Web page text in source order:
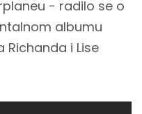
- radilo se o
albumu
Richanda i Lise